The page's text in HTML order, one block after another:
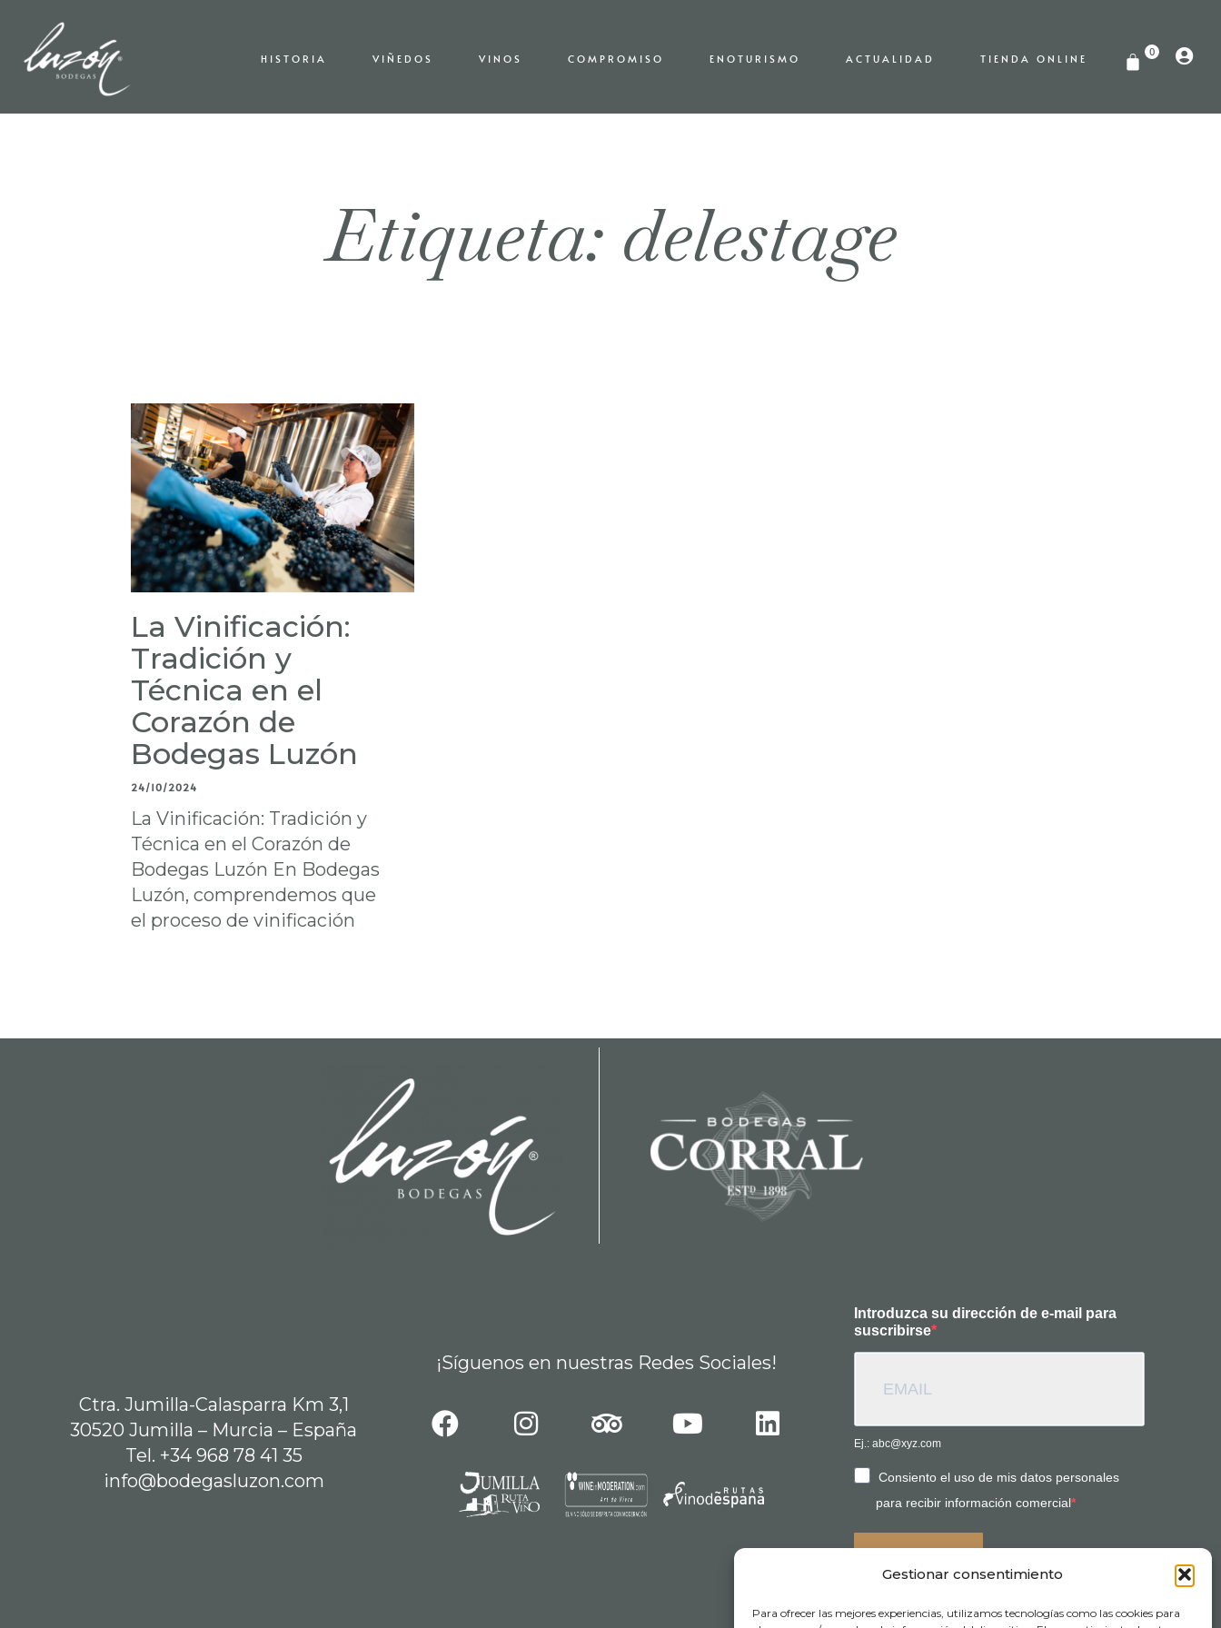
Gestionar consentimiento
Para ofrecer las mejores experiencias, utilizamos tecnologías como las cookies para
HISTORIA VIÑEDOS VINOS COMPROMISO ENOTURISMO ACTUALIDAD TIENDA ONLINE 0
Etiqueta: delestage
La Vinificación:
Tradición y
Técnica en el
Corazón de
Bodegas Luzón
24/10/2024
La Vinificación: Tradición y
Técnica en el Corazón de
Bodegas Luzón En Bodegas
Luzón, comprendemos que
el proceso de vinificación
Ctra. Jumilla-Calasparra Km 3,1
30520 Jumilla – Murcia – España
Tel. +34 968 78 41 35
info@bodegasluzon.com
¡Síguenos en nuestras Redes Sociales!
Introduzca su dirección de e-mail para
suscribirse
Ej.: abc@xyz.com
Consiento el uso de mis datos personales
para recibir información comercial